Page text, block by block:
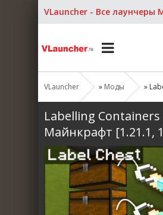
VLauncher - Все лаунчеры
VLauncher » Моды » Labelling
Labelling Containers
Майнкрафт [1.21.1,